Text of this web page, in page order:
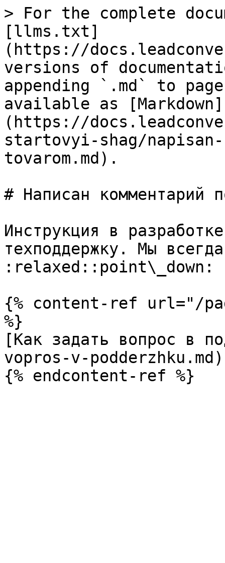
> For the complete
[llms.txt]
(https://
versions of
appending `.md` to
available as [Markdown]
(https://
startovyi-shag/napisan-
tovarom.md).
# Написан комментарий
Инструкция в
техподдержку. Мы
:relaxed::point\_down:
{% content-ref url="/
%}
[Как задать вопрос в
vopros-v-podderzhku.md)